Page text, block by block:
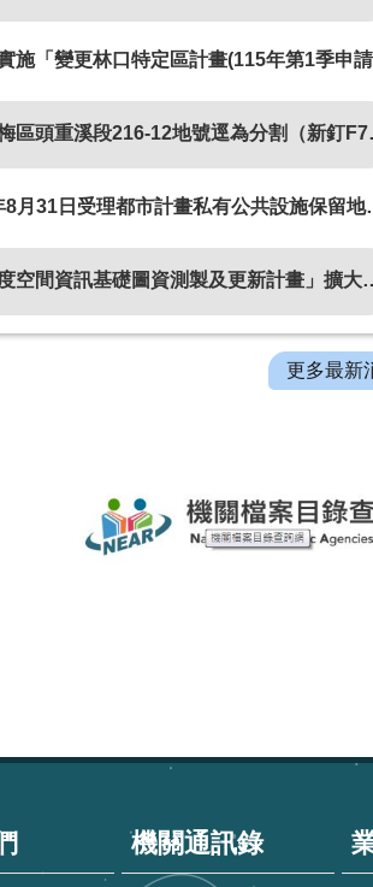
乙種工業區為第二種產業專用區(附))案」、「變更林口特定區(工五工業區)細部計畫(115年第1季申請變更乙種工業區為第二種產業專用區(附))案」
段216-12地號逕為分割（新釘F76、C11501等2支樁位）測量成果
都市計畫私有公共設施保留地與公有非公用土地交換資格審查
礎圖資測製及更新計畫」擴大一千分之一地形圖成果跨領域應用
更多最新
機關通訊錄